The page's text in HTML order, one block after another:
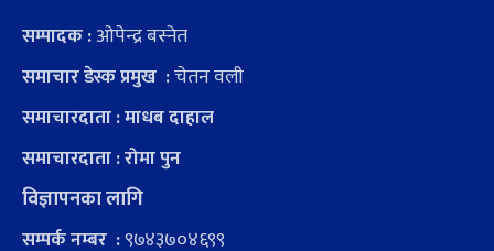
सम्पादक :ओपेन्द्र बस्नेत
समाचार डेस्क प्रमुख :चेतन वली
समाचारदाता : माधब दाहाल
समाचारदाता : रोमा पुन
विज्ञापनका लागि
सम्पर्क नम्बर :९७४३७०४६९९